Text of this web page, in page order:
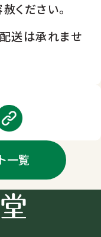
ください。
送は承れませ
一覧